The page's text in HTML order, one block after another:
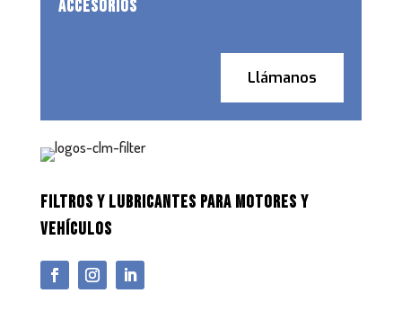
ACCESORIOS
Llámanos
FILTROS Y LUBRICANTES PARA MOTORES Y
VEHÍCULOS